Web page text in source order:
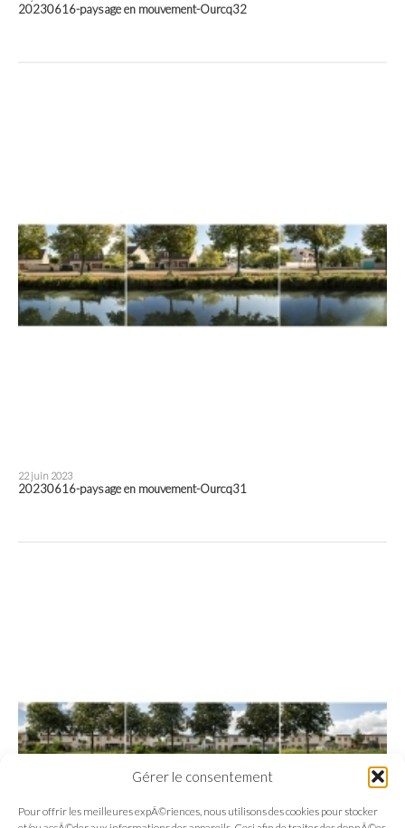
Gérer le consentement
Pour offrir les meilleures expÃ©riences, nous utilisons des cookies pour stocker
20230616-paysage en mouvement-Ourcq32
22 juin 2023
20230616-paysage en mouvement-Ourcq31